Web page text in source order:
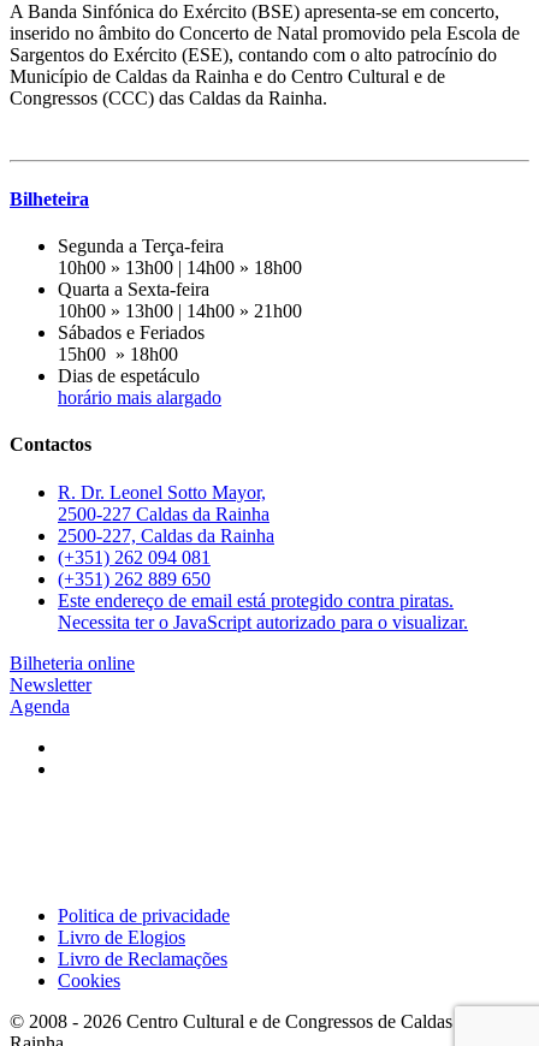
A Banda Sinfónica do Exército (BSE) apresenta-se em concerto,
inserido no âmbito do Concerto de Natal promovido pela Escola de
Sargentos do Exército (ESE), contando com o alto patrocínio do
Município de Caldas da Rainha e do Centro Cultural e de
Congressos (CCC) das Caldas da Rainha.
Bilheteira
Segunda a Terça-feira
10h00 » 13h00 | 14h00 » 18h00
Quarta a Sexta-feira
10h00 » 13h00 | 14h00 » 21h00
Sábados e Feriados
15h00 » 18h00
Dias de espetáculo
horário mais alargado
Contactos
R. Dr. Leonel Sotto Mayor,
2500-227 Caldas da Rainha
2500-227, Caldas da Rainha
(+351) 262 094 081
(+351) 262 889 650
Este endereço de email está protegido contra piratas.
Necessita ter o JavaScript autorizado para o visualizar.
Bilheteria online
Newsletter
Agenda
Politica de privacidade
Livro de Elogios
Livro de Reclamações
Cookies
© 2008 - 2026 Centro Cultural e de Congressos de Caldas da